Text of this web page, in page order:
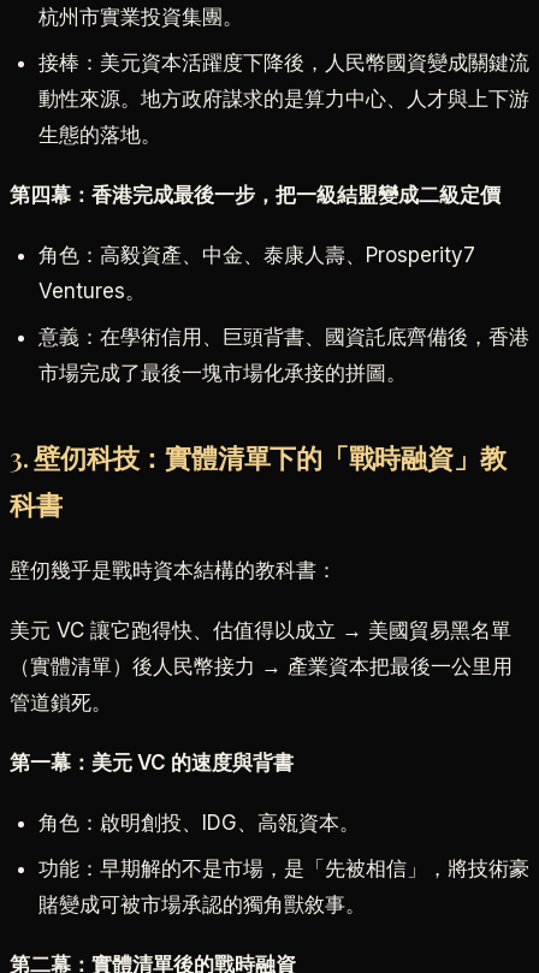
杭州市實業投資集團。
接棒：美元資本活躍度下降後，人民幣國資變成關鍵流
動性來源。地方政府謀求的是算力中心、人才與上下游
生態的落地。
第四幕：香港完成最後一步，把一級結盟變成二級定價
角色：高毅資產、中金、泰康人壽、Prosperity7
Ventures。
意義：在學術信用、巨頭背書、國資託底齊備後，香港
市場完成了最後一塊市場化承接的拼圖。
3. 壁仞科技：實體清單下的「戰時融資」教
科書
壁仞幾乎是戰時資本結構的教科書：
美元 VC 讓它跑得快、估值得以成立 → 美國貿易黑名單
（實體清單）後人民幣接力 → 產業資本把最後一公里用
管道鎖死。
第一幕：美元 VC 的速度與背書
角色：啟明創投、IDG、高瓴資本。
功能：早期解的不是市場，是「先被相信」，將技術豪
賭變成可被市場承認的獨角獸敘事。
第二幕：實體清單後的戰時融資